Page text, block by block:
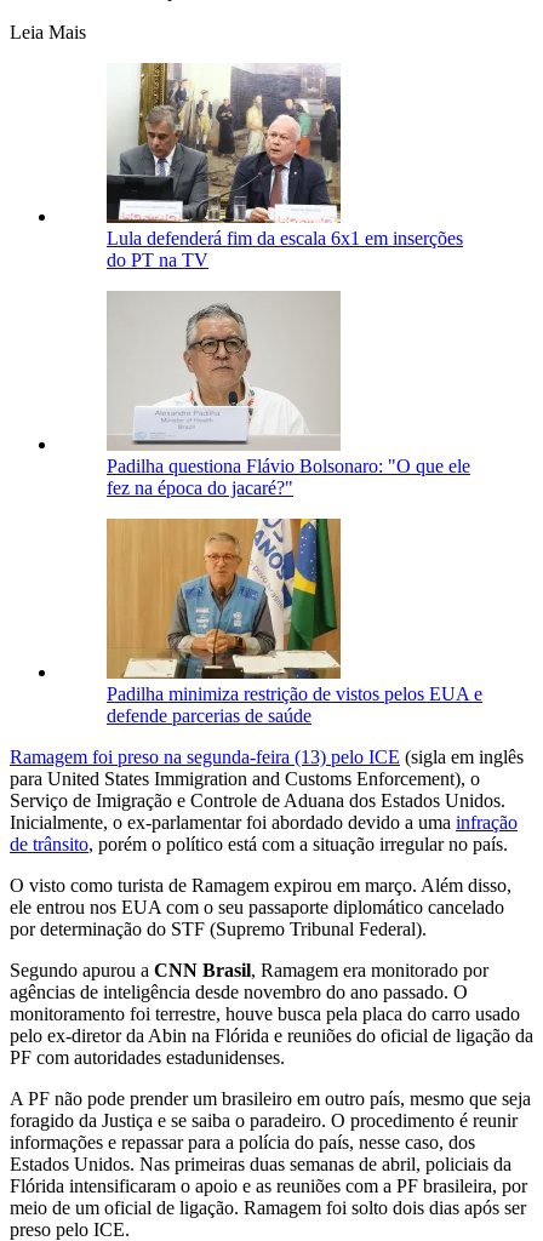
Leia Mais
Lula defenderá fim da escala 6x1 em inserções
do PT na TV
Padilha questiona Flávio Bolsonaro: "O que ele
fez na época do jacaré?"
Padilha minimiza restrição de vistos pelos EUA e
defende parcerias de saúde
Ramagem foi preso na segunda-feira (13) pelo ICE (sigla em inglês
para United States Immigration and Customs Enforcement), o
Serviço de Imigração e Controle de Aduana dos Estados Unidos.
Inicialmente, o ex-parlamentar foi abordado devido a uma infração
de trânsito, porém o político está com a situação irregular no país.
O visto como turista de Ramagem expirou em março. Além disso,
ele entrou nos EUA com o seu passaporte diplomático cancelado
por determinação do STF (Supremo Tribunal Federal).
Segundo apurou a CNN Brasil, Ramagem era monitorado por
agências de inteligência desde novembro do ano passado. O
monitoramento foi terrestre, houve busca pela placa do carro usado
pelo ex-diretor da Abin na Flórida e reuniões do oficial de ligação da
PF com autoridades estadunidenses.
A PF não pode prender um brasileiro em outro país, mesmo que seja
foragido da Justiça e se saiba o paradeiro. O procedimento é reunir
informações e repassar para a polícia do país, nesse caso, dos
Estados Unidos. Nas primeiras duas semanas de abril, policiais da
Flórida intensificaram o apoio e as reuniões com a PF brasileira, por
meio de um oficial de ligação. Ramagem foi solto dois dias após ser
preso pelo ICE.